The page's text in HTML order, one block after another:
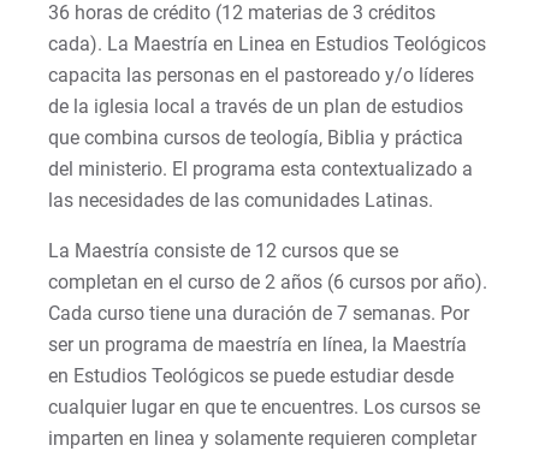
36 horas de crédito (12 materias de 3 créditos
cada). La Maestría en Linea en Estudios Teológicos
capacita las personas en el pastoreado y/o líderes
de la iglesia local a través de un plan de estudios
que combina cursos de teología, Biblia y práctica
del ministerio. El programa esta contextualizado a
las necesidades de las comunidades Latinas.
La Maestría consiste de 12 cursos que se
completan en el curso de 2 años (6 cursos por año).
Cada curso tiene una duración de 7 semanas. Por
ser un programa de maestría en línea, la Maestría
en Estudios Teológicos se puede estudiar desde
cualquier lugar en que te encuentres. Los cursos se
imparten en linea y solamente requieren completar